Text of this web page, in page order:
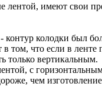
лентой, имеют свои
контур колодки был
том, что если в ленте
только вертикальным.
с
чем